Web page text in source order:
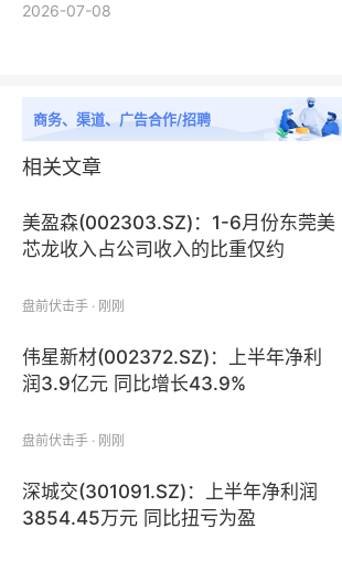
2026-07-08
商务、渠道、广告合作/招聘
相关文章
美盈森(002303.SZ)：1-6月份东莞美
芯龙收入占公司收入的比重仅约
盘前伏击手 · 刚刚
伟星新材(002372.SZ)：上半年净利
润3.9亿元 同比增长43.9%
盘前伏击手 · 刚刚
深城交(301091.SZ)：上半年净利润
3854.45万元 同比扭亏为盈